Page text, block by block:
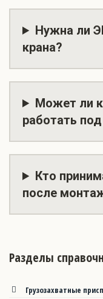
Нужна ли
крана?
Может ли
работать
Кто
после
Разделы
Грузозахватные